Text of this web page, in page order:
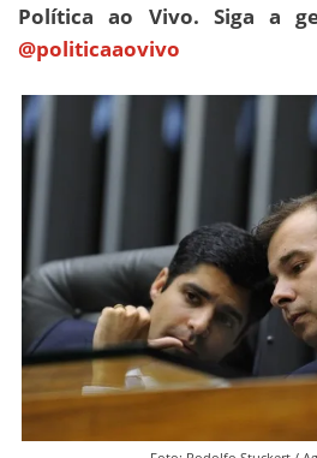
Política ao Vivo. Siga a
@politicaaovivo